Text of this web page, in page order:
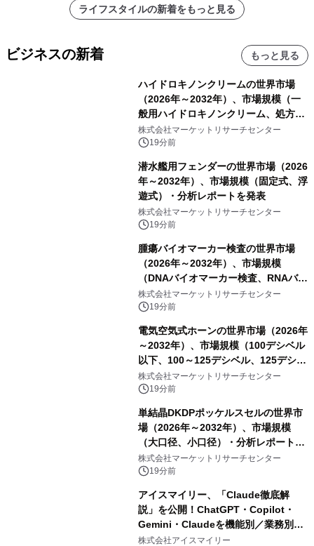
ライフスタイルの新着をもっと見る
ビジネスの新着 もっと見る
ハイドロキノンクリームの世界市場
（2026年～2032年）、市場規模（一
般用ハイドロキノンクリーム、処方用
ハイドロキノンクリーム）・分析レポ
ートを発表
株式会社マーケットリサーチセンター
19分前
潜水艦用フェンダーの世界市場（2026
年～2032年）、市場規模（固定式、浮
遊式）・分析レポートを発表
株式会社マーケットリサーチセンター
19分前
腫瘍バイオマーカー検査の世界市場
（2026年～2032年）、市場規模
（DNAバイオマーカー検査、RNAバイ
オマーカー検査、タンパク質バイオマ
ーカー検査、細胞ベースのバイオマー
査）・分析レポートを発表
株式会社マーケットリサーチセンター
19分前
電気空気式ホーンの世界市場（2026年
～2032年）、市場規模（100デシベル
以下、100～125デシベル、125デシベ
ル以上）・分析レポートを発表
株式会社マーケットリサーチセンター
19分前
単結晶DKDPポッケルスセルの世界市
場（2026年～2032年）、市場規模
（大口径、小口径）・分析レポートを
発表
株式会社マーケットリサーチセンター
19分前
アイスマイリー、「Claude徹底解
説」を公開！ChatGPT・Copilot・
Gemini・Claudeを機能別／業務別に
比較―自社に合う生成AIの選び方がわ
株式会社アイスマイリー